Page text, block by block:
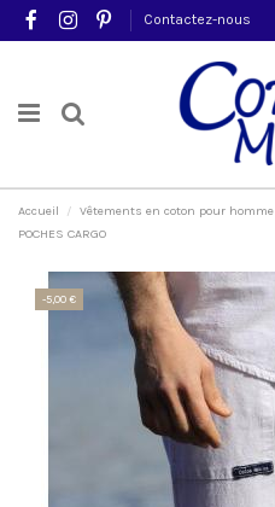
Contactez-nous
Accueil Vêtements en coton pour homme
POCHES CARGO
-5,00 €